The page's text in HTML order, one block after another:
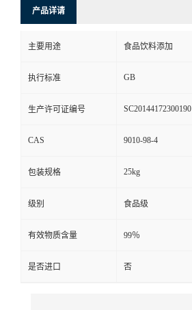
产品详请
主要用途 食品饮料添加
执行标准 GB
生产许可证编号 SC20144172300190
CAS 9010-98-4
包装规格 25kg
级别 食品级
有效物质含量 99％
是否进口 否